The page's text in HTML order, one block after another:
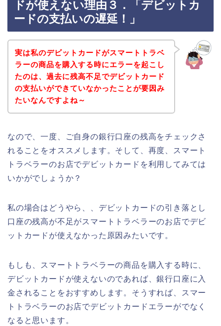
ドが使えない理由３．「デビットカ
ードの支払いの遅延！」
実は私のデビットカードがスマートトラベ
ラーの商品を購入する時にエラーを起こし
たのは、過去に残高不足でデビットカード
の支払いができていなかったことが要因み
たいなんですよね～
なので、一度、ご自身の銀行口座の残高をチェックさ
れることをオススメします。そして、再度、スマート
トラベラーのお店でデビットカードを利用してみては
いかがでしょうか？
私の場合はどうやら、、デビットカードの引き落とし
口座の残高が不足がスマートトラベラーのお店でデビ
ットカードが使えなかった原因みたいです。
もしも、スマートトラベラーの商品を購入する時に、
デビットカードが使えないのであれば、銀行口座に入
金されることをおすすめします。そうすれば、スマー
トトラベラーのお店でデビットカードエラーがでなく
なると思います。